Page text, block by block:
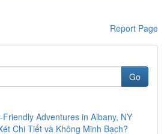
Report Page
Go
Friendly Adventures in Albany, NY
Chi Tiết và Không Minh Bạch?